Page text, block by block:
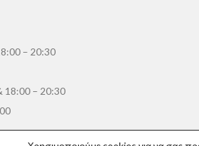
– 20:30
18:00 – 20:30